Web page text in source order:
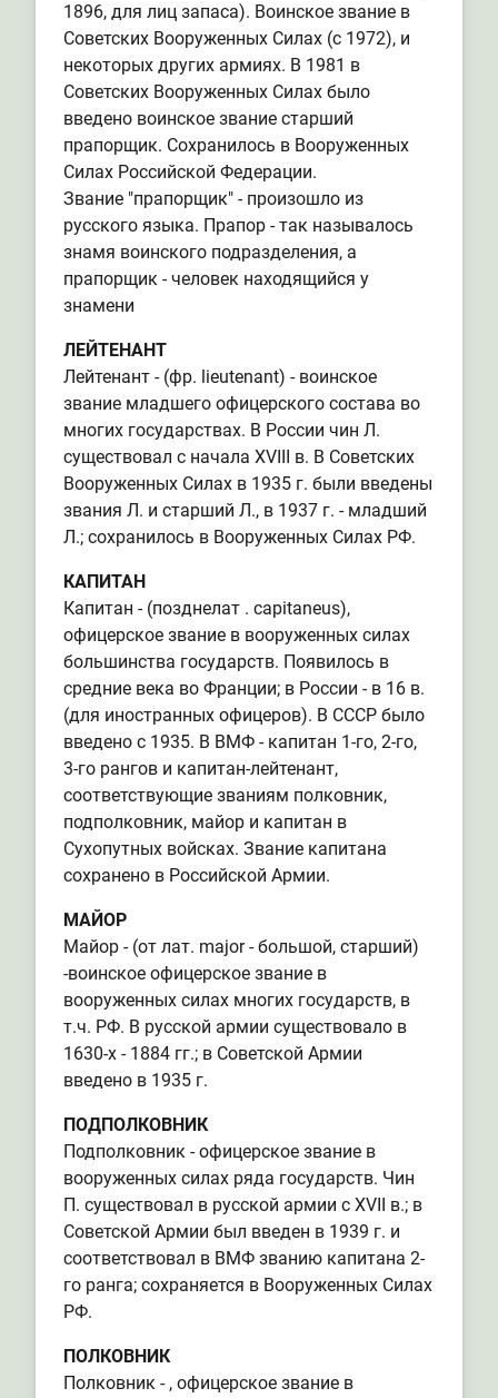
1896, для лиц запаса). Воинское звание в
Советских Вооруженных Силах (с 1972), и
некоторых других армиях. В 1981 в
Советских Вооруженных Силах было
введено воинское звание старший
прапорщик. Сохранилось в Вооруженных
Силах Российской Федерации.
Звание "прапорщик" - произошло из
русского языка. Прапор - так называлось
знамя воинского подразделения, а
прапорщик - человек находящийся у
знамени
ЛЕЙТЕНАНТ
Лейтенант - (фр. lieutenant) - воинское
звание младшего офицерского состава во
многих государствах. В России чин Л.
существовал с начала XVIII в. В Советских
Вооруженных Силах в 1935 г. были введены
звания Л. и старший Л., в 1937 г. - младший
Л.; сохранилось в Вооруженных Силах РФ.
КАПИТАН
Капитан - (позднелат . capitaneus),
офицерское звание в вооруженных силах
большинства государств. Появилось в
средние века во Франции; в России - в 16 в.
(для иностранных офицеров). В СССР было
введено с 1935. В ВМФ - капитан 1-го, 2-го,
3-го рангов и капитан-лейтенант,
соответствующие званиям полковник,
подполковник, майор и капитан в
Сухопутных войсках. Звание капитана
сохранено в Российской Армии.
МАЙОР
Майор - (от лат. major - большой, старший)
-воинское офицерское звание в
вооруженных силах многих государств, в
т.ч. РФ. В русской армии существовало в
1630-х - 1884 гг.; в Советской Армии
введено в 1935 г.
ПОДПОЛКОВНИК
Подполковник - офицерское звание в
вооруженных силах ряда государств. Чин
П. существовал в русской армии с XVII в.; в
Советской Армии был введен в 1939 г. и
соответствовал в ВМФ званию капитана 2-
го ранга; сохраняется в Вооруженных Силах
РФ.
ПОЛКОВНИК
Полковник - , офицерское звание в